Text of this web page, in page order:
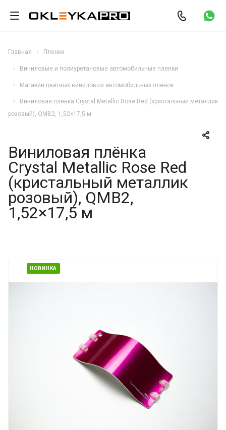
Главная Пленки
Виниловые и полиуретановые автомобильные пленки
Магазин цветных виниловых автомобильных пленок
Виниловая плёнка Crystal Metallic Rose Red (кристальный металлик
розовый), QMB2, 1,52×17,5 м
Виниловая плёнка
Crystal Metallic Rose Red
(кристальный металлик
розовый), QMB2,
1,52×17,5 м
НОВИНКА